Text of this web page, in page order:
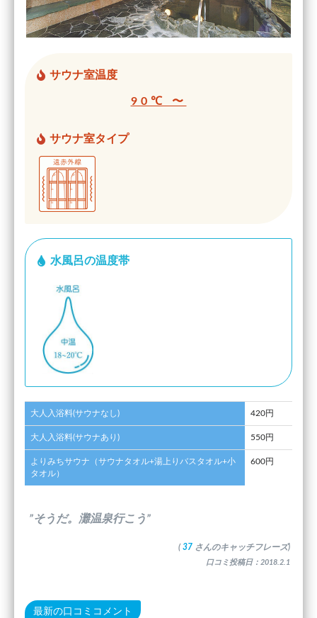
サウナ室温度
90℃ 〜
サウナ室タイプ
水風呂の温度帯
大人入浴料(サウナなし) 420円
大人入浴料(サウナあり) 550円
よりみちサウナ（サウナタオル+湯上りバスタオル+小
タオル）
600円
”そうだ。灘温泉行こう”
( 37 さんのキャッチフレーズ)
口コミ投稿日：2018.2.1
最新の口コミコメント